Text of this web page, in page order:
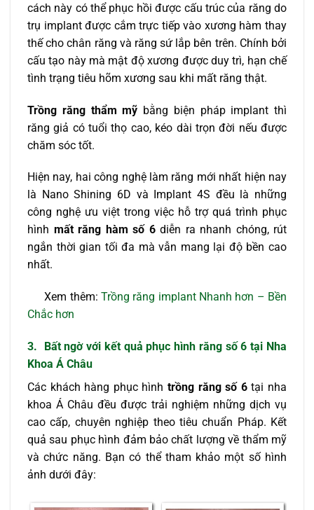
cách này có thể phục hồi được cấu trúc của răng do
trụ implant được cắm trực tiếp vào xương hàm thay
thế cho chân răng và răng sứ lắp bên trên. Chính bởi
cấu tạo này mà mật độ xương được duy trì, hạn chế
tình trạng tiêu hõm xương sau khi mất răng thật.
Trồng răng thẩm mỹ bằng biện pháp implant thì
răng giả có tuổi thọ cao, kéo dài trọn đời nếu được
chăm sóc tốt.
Hiện nay, hai công nghệ làm răng mới nhất hiện nay
là Nano Shining 6D và Implant 4S đều là những
công nghệ ưu việt trong việc hỗ trợ quá trình phục
hình mất răng hàm số 6diễn ra nhanh chóng, rút
ngắn thời gian tối đa mà vẫn mang lại độ bền cao
nhất.
Xem thêm: Trồng răng implant Nhanh hơn – Bền
Chắc hơn
3. Bất ngờ với kết quả phục hình răng số 6 tại Nha
Khoa Á Châu
Các khách hàng phục hình trồng răng số 6tại nha
khoa Á Châu đều được trải nghiệm những dịch vụ
cao cấp, chuyên nghiệp theo tiêu chuẩn Pháp. Kết
quả sau phục hình đảm bảo chất lượng về thẩm mỹ
và chức năng. Bạn có thể tham khảo một số hình
ảnh dưới đây: